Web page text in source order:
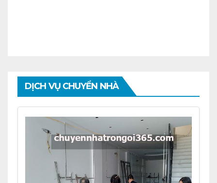
DỊCH VỤ CHUYỂN NHÀ